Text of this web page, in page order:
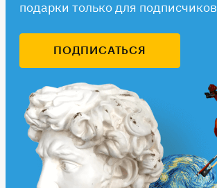
подарки только для подписчиков
ПОДПИСАТЬСЯ